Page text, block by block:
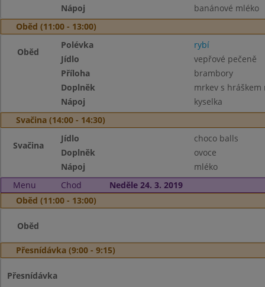
Nápoj
banánové mléko
Oběd (11:00 - 13:00)
Oběd
Polévka
rybí
Jídlo
vepřové pečeně
Příloha
brambory
Doplněk
mrkev s hráškem
Nápoj
kyselka
Svačina (14:00 - 14:30)
Svačina
Jídlo
choco balls
Doplněk
ovoce
Nápoj
mléko
Menu
Chod
Neděle 24. 3. 2019
Oběd (11:00 - 13:00)
Oběd
Přesnídávka (9:00 - 9:15)
Přesnídávka